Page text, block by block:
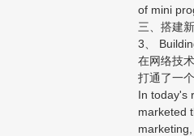
of mini
三、搭建
3、
在网络技
打通了一
In today's
marketed